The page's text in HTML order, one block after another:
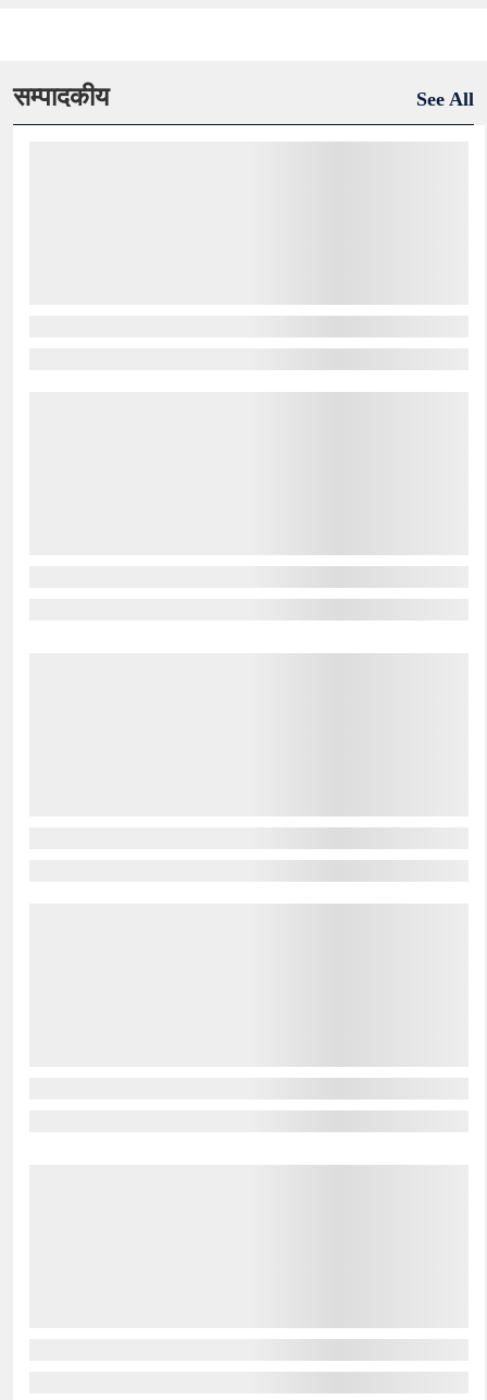
सम्पादकीय See All